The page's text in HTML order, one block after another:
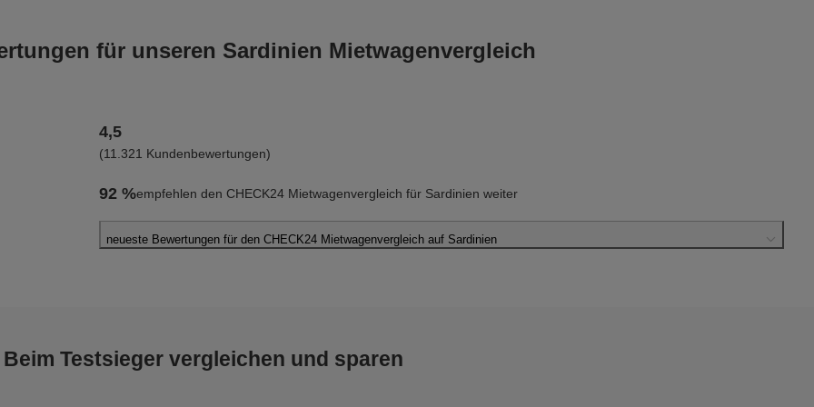
für unseren Sardinien Mietwagenvergleich
4,5
(11.321 Kundenbewertungen)
92 %empfehlen den CHECK24 Mietwagenvergleich für Sardinien weiter
neueste Bewertungen für den CHECK24 Mietwagenvergleich auf Sardinien
Martina P.
Beim Testsieger vergleichen und sparen